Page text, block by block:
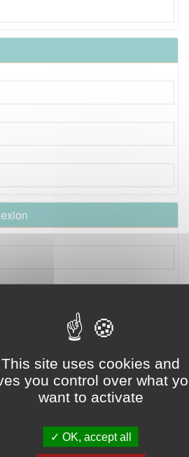
This site uses cookies and
you control over what
want to activate
OK, accept all
je reconnais avoir lu laPolitique de